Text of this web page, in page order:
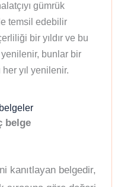
gümrük
temsil edebilir
bir yıldır ve bu
yenilenir, bunlar bir
her yıl yenilenir.
belge
kanıtlayan belgedir,